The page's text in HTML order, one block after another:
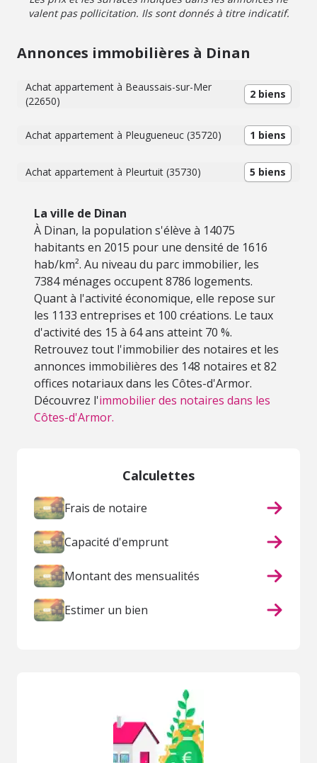
valent pas pollicitation. Ils sont donnés à titre indicatif.
Annonces immobilières à Dinan
Achat appartement à Beaussais-sur-Mer
(22650)
2 biens
Achat appartement à Pleugueneuc (35720) 1 biens
Achat appartement à Pleurtuit (35730) 5 biens
La ville de Dinan
À Dinan, la population s'élève à 14075
habitants en 2015 pour une densité de 1616
hab/km². Au niveau du parc immobilier, les
7384 ménages occupent 8786 logements.
Quant à l'activité économique, elle repose sur
les 1133 entreprises et 100 créations. Le taux
d'activité des 15 à 64 ans atteint 70 %.
Retrouvez tout l'immobilier des notaires et les
annonces immobilières des 148 notaires et 82
offices notariaux dans les Côtes-d'Armor.
Découvrez l'immobilier des notaires dans les
Côtes-d'Armor.
Calculettes
Frais de notaire
Capacité d'emprunt
Montant des mensualités
Estimer un bien